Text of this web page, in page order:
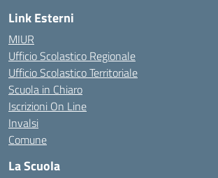
Link Esterni
MIUR
Ufficio Scolastico Regionale
Ufficio Scolastico Territoriale
Scuola in Chiaro
Iscrizioni On Line
Invalsi
Comune
La Scuola